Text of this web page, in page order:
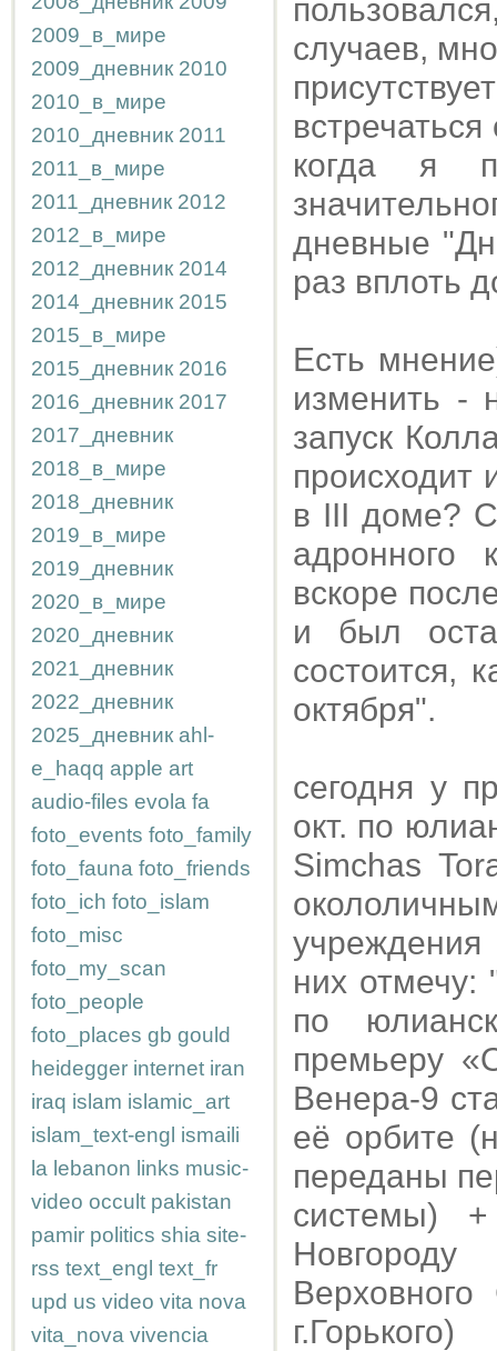
2009_в_мире
2009_дневник 2010
2010_в_мире
2010_дневник 2011
2011_в_мире
2011_дневник 2012
2012_в_мире
2012_дневник 2014
2014_дневник 2015
2015_в_мире
2015_дневник 2016
2016_дневник 2017
2017_дневник
2018_в_мире
2018_дневник
2019_в_мире
2019_дневник
2020_в_мире
2020_дневник
2021_дневник
2022_дневник
2025_дневник ahl-
e_haqq apple art
audio-files evola fa
foto_events foto_family
foto_fauna foto_friends
foto_ich foto_islam
foto_misc
foto_my_scan
foto_people
foto_places gb gould
heidegger internet iran
iraq islam islamic_art
islam_text-engl ismaili
la lebanon links music-
video occult pakistan
pamir politics shia site-
rss text_engl text_fr
upd us video vita nova
vita_nova vivencia
случаев,
когда я
дневные
раз вплоть
Есть
изменить -
запуск
происходит
в III доме?
адронного
вскоре
и был
состоится,
октября".
сегодня у
окт. по
Simchas
них отмечу:
по
премьеру
Венера-9
её орбите
переданы
системы)
г.Горького)